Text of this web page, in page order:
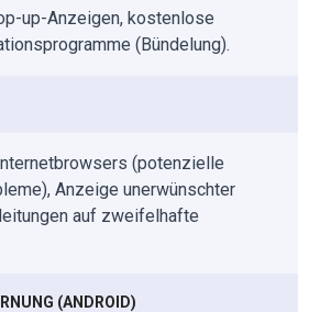
up-Anzeigen, kostenlose
(Bündelung).
(potenzielle
Anzeige unerwünschter
auf zweifelhafte
(ANDROID)